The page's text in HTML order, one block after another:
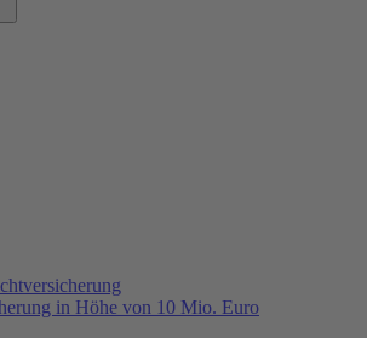
in Höhe von 10 Mio. Euro